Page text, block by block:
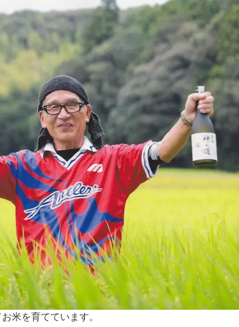
米を育てています。